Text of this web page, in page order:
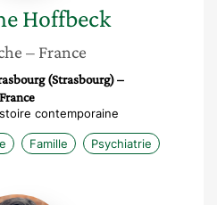
Hoffbeck
– France
(Strasbourg) –
France
contemporaine
Famille Psychiatrie